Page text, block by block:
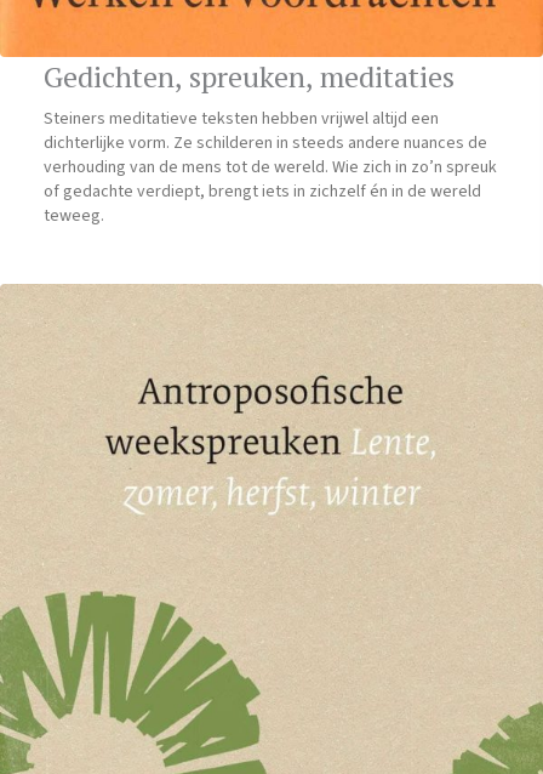
Gedichten, spreuken, meditaties
Steiners meditatieve teksten hebben vrijwel altijd een
dichterlijke vorm. Ze schilderen in steeds andere nuances de
verhouding van de mens tot de wereld. Wie zich in zo’n spreuk
of gedachte verdiept, brengt iets in zichzelf én in de wereld
teweeg.